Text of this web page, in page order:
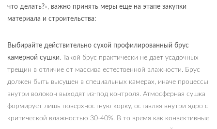
что делать?», важно принять меры еще на этапе закупки
материала и строительства:
Выбирайте действительно сухой профилированный брус
камерной сушки. Такой брус практически не дает усадочных
трещин в отличие от массива естественной влажности. Брус
должен быть высушен в специальных камерах, иначе процессы
внутри волокон выходят из-под контроля. Атмосферная сушка
формирует лишь поверхностную корку, оставляя внутри ядро с
критической влажностью 30-40%. В то время как конвективные